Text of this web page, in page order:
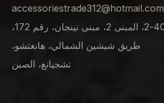
accessoriestrade312@hotmail.com
العنوان: غرفة 402-2، المبنى 2، مبنى نينجان، رقم 172،
طريق شيشين الشمالي، هانغتشو،
تشجيانغ، الصين